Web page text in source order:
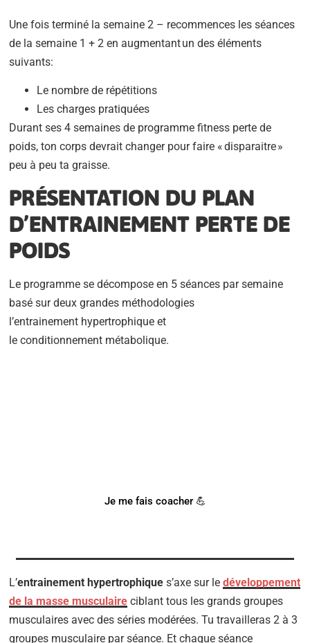
Une fois terminé la semaine 2 – recommences les séances
de la semaine 1 + 2 en augmentant un des éléments
suivants:
Le nombre de répétitions
Les charges pratiquées
Durant ses 4 semaines de programme fitness perte de
poids, ton corps devrait changer pour faire « disparaitre »
peu à peu ta graisse.
PRÉSENTATION DU PLAN
D’ENTRAINEMENT PERTE DE
POIDS
Le programme se décompose en 5 séances par semaine
basé sur deux grandes méthodologies
l’entrainement hypertrophique et
le conditionnement métabolique.
Je me fais coacher 💪
L’entrainement hypertrophique s’axe sur ledéveloppement
de la masse musculaire ciblant tous les grands groupes
musculaires avec des séries modérées. Tu travailleras 2 à 3
groupes musculaire par séance. Et chaque séance